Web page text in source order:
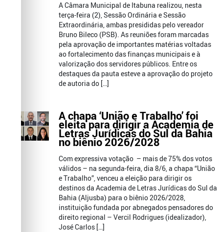
A Câmara Municipal de Itabuna realizou, nesta
terça-feira (2), Sessão Ordinária e Sessão
Extraordinária, ambas presididas pelo vereador
Bruno Bileco (PSB). As reuniões foram marcadas
pela aprovação de importantes matérias voltadas
ao fortalecimento das finanças municipais e à
valorização dos servidores públicos. Entre os
destaques da pauta esteve a aprovação do projeto
de autoria do […]
A chapa ‘União e Trabalho’ foi
eleita para dirigir a Academia de
Letras Jurídicas do Sul da Bahia
no biênio 2026/2028
Com expressiva votação – mais de 75% dos votos
válidos – na segunda-feira, dia 8/6, a chapa “União
e Trabalho”, venceu a eleição para dirigir os
destinos da Academia de Letras Jurídicas do Sul da
Bahia (Aljusba) para o biênio 2026/2028,
instituição fundada por abnegados pensadores do
direito regional – Vercil Rodrigues (idealizador),
José Carlos […]